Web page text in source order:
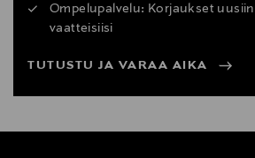
Ompelupalvelu: Korjaukset
vaatteisiisi
TUTUSTU JA VARAA AIKA